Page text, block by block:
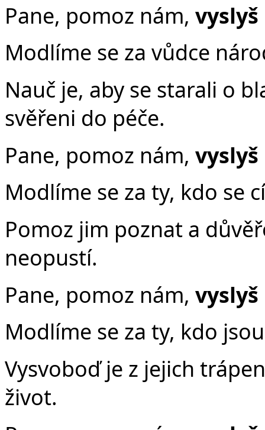
Pane, pomoz nám,
Modlíme se za vůdce
Nauč je, aby se starali o
svěřeni do péče.
Pane, pomoz nám,
Modlíme se za ty, kdo se
Pomoz jim poznat a
neopustí.
Pane, pomoz nám,
Modlíme se za ty, kdo
Vysvoboď je z jejich
život.